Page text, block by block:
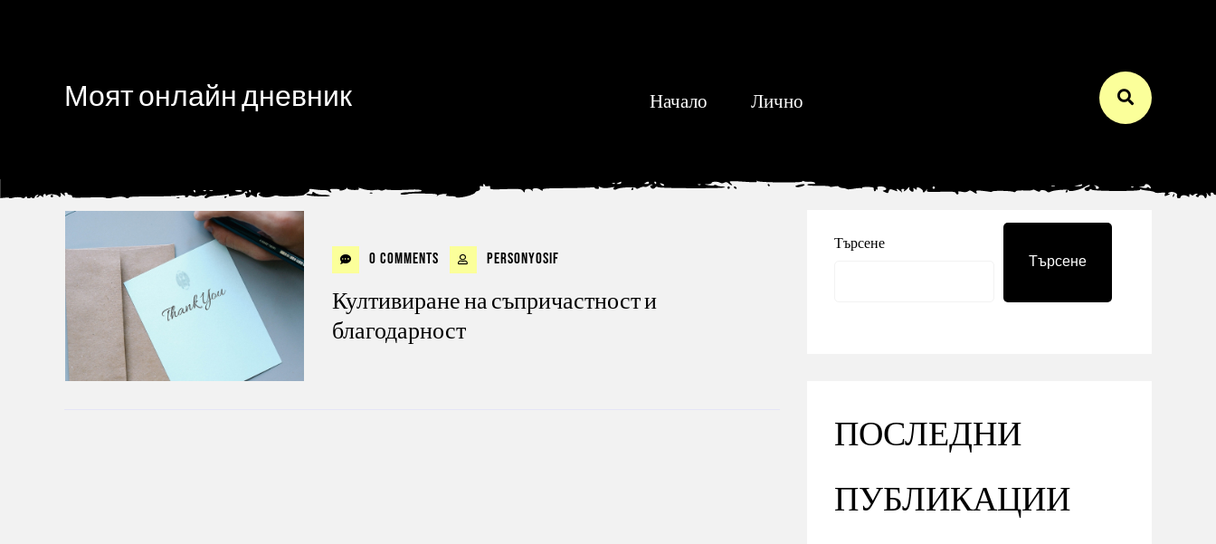
Моят онлайн дневник Начало Лично
0 Comments personyosif
Култивиране на съпричастност и
благодарност
Търсене
Търсене
ПОСЛЕДНИ
ПУБЛИКАЦИИ